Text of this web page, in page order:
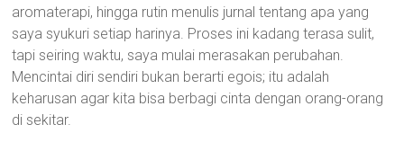
aromaterapi, hingga rutin menulis jurnal tentang apa yang
saya syukuri setiap harinya. Proses ini kadang terasa sulit,
tapi seiring waktu, saya mulai merasakan perubahan.
Mencintai diri sendiri bukan berarti egois; itu adalah
keharusan agar kita bisa berbagi cinta dengan orang-orang
di sekitar.